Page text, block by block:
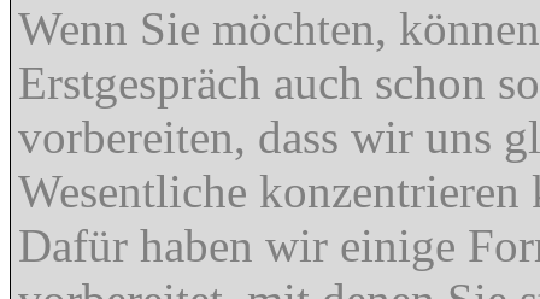
Wenn Sie möchten,
Erstgespräch auch schon so
vorbereiten, dass wir uns
Wesentliche konzentrieren
Dafür haben wir einige